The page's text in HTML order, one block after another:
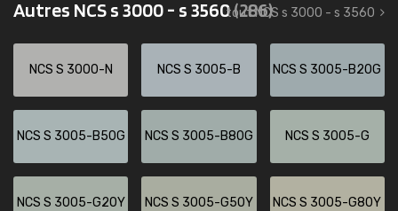
Autres NCS s 3000 - s 3560(286)
tout NCS s 3000 - s 3560
NCS S 3000-N NCS S 3005-B NCS S 3005-B20G
NCS S 3005-B50G NCS S 3005-B80G NCS S 3005-G
NCS S 3005-G20Y NCS S 3005-G50Y NCS S 3005-G80Y